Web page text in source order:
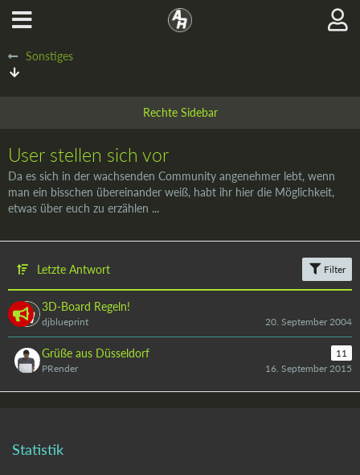
Sonstiges
User stellen sich vor
Da es sich in der wachsenden Community angenehmer lebt, wenn
man ein bisschen übereinander weiß, habt ihr hier die Möglichkeit,
etwas über euch zu erzählen ...
Letzte Antwort Filter
3D-Board Regeln!
djblueprint 20. September 2004
Grüße aus Düsseldorf
11
PRender
16. September 2015
Statistik